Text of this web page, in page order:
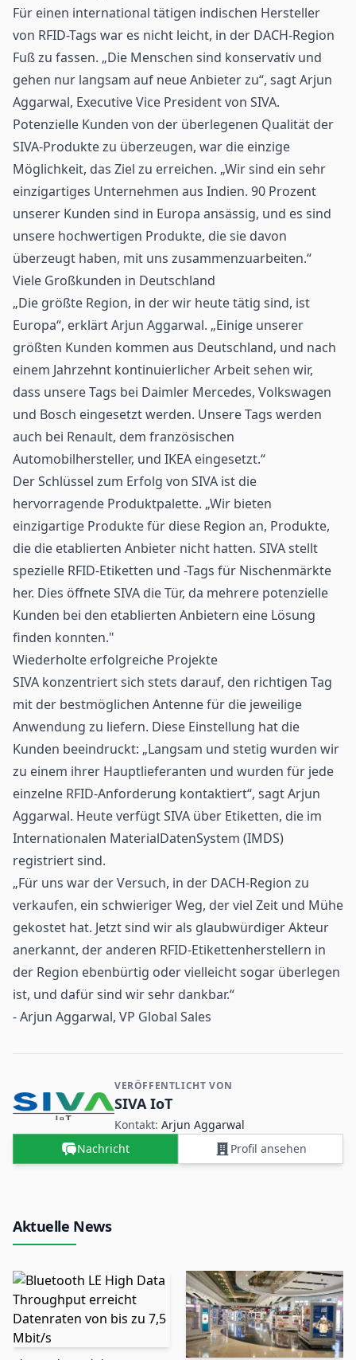
Für einen international tätigen indischen Hersteller
von RFID-Tags war es nicht leicht, in der DACH-Region
Fuß zu fassen. „Die Menschen sind konservativ und
gehen nur langsam auf neue Anbieter zu“, sagt Arjun
Aggarwal, Executive Vice President von SIVA.
Potenzielle Kunden von der überlegenen Qualität der
SIVA-Produkte zu überzeugen, war die einzige
Möglichkeit, das Ziel zu erreichen. „Wir sind ein sehr
einzigartiges Unternehmen aus Indien. 90 Prozent
unserer Kunden sind in Europa ansässig, und es sind
unsere hochwertigen Produkte, die sie davon
überzeugt haben, mit uns zusammenzuarbeiten.“
Viele Großkunden in Deutschland
„Die größte Region, in der wir heute tätig sind, ist
Europa“, erklärt Arjun Aggarwal. „Einige unserer
größten Kunden kommen aus Deutschland, und nach
einem Jahrzehnt kontinuierlicher Arbeit sehen wir,
dass unsere Tags bei Daimler Mercedes, Volkswagen
und Bosch eingesetzt werden. Unsere Tags werden
auch bei Renault, dem französischen
Automobilhersteller, und IKEA eingesetzt.“
Der Schlüssel zum Erfolg von SIVA ist die
hervorragende Produktpalette. „Wir bieten
einzigartige Produkte für diese Region an, Produkte,
die die etablierten Anbieter nicht hatten. SIVA stellt
spezielle RFID-Etiketten und -Tags für Nischenmärkte
her. Dies öffnete SIVA die Tür, da mehrere potenzielle
Kunden bei den etablierten Anbietern eine Lösung
finden konnten."
Wiederholte erfolgreiche Projekte
SIVA konzentriert sich stets darauf, den richtigen Tag
mit der bestmöglichen Antenne für die jeweilige
Anwendung zu liefern. Diese Einstellung hat die
Kunden beeindruckt: „Langsam und stetig wurden wir
zu einem ihrer Hauptlieferanten und wurden für jede
einzelne RFID-Anforderung kontaktiert“, sagt Arjun
Aggarwal. Heute verfügt SIVA über Etiketten, die im
Internationalen MaterialDatenSystem (IMDS)
registriert sind.
„Für uns war der Versuch, in der DACH-Region zu
verkaufen, ein schwieriger Weg, der viel Zeit und Mühe
gekostet hat. Jetzt sind wir als glaubwürdiger Akteur
anerkannt, der anderen RFID-Etikettenherstellern in
der Region ebenbürtig oder vielleicht sogar überlegen
ist, und dafür sind wir sehr dankbar.“
- Arjun Aggarwal, VP Global Sales
Kontakt- und Firmeninformationen
VERÖFFENTLICHT VON
SIVA IoT
Kontakt: Arjun Aggarwal
Nachricht
Profil ansehen
Aktuelle News